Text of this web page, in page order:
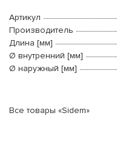
Артикул
Производитель
Длина [мм]
Ø внутренний [мм]
Ø наружный [мм]
Все товары «Sidem»